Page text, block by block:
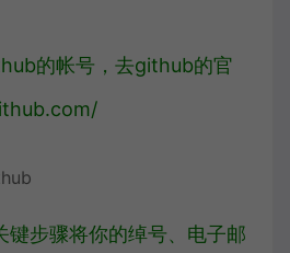
的帐号，去github的官
步骤将你的绰号、电子邮